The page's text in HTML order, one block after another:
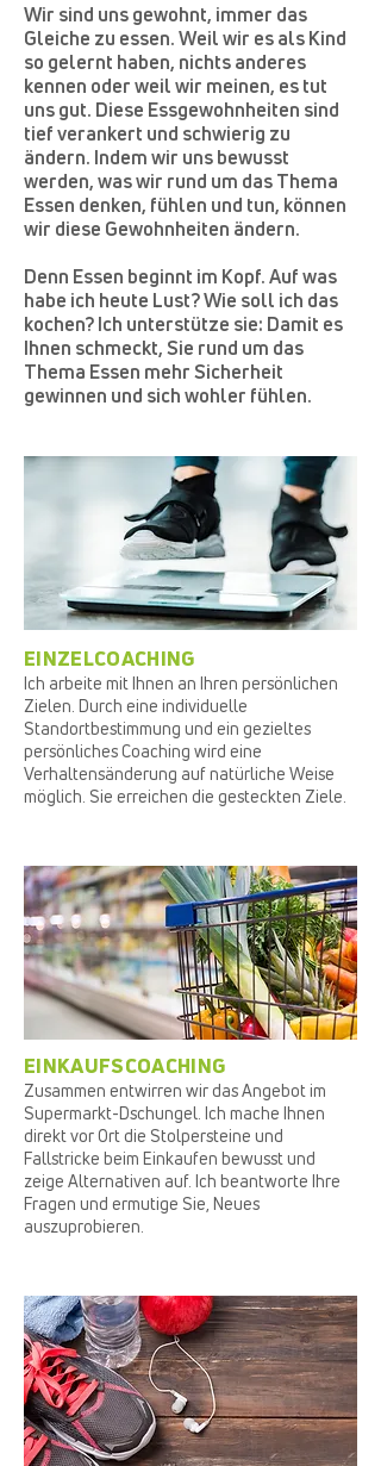
Wir sind uns gewohnt, immer das
Gleiche zu essen. Weil wir es als Kind
so gelernt haben, nichts anderes
kennen oder weil wir meinen, es tut
uns gut. Diese Essgewohnheiten sind
tief verankert und schwierig zu
ändern. Indem wir uns bewusst
werden, was wir rund um das Thema
Essen denken, fühlen und tun, können
wir diese Gewohnheiten ändern.
Denn Essen beginnt im Kopf. Auf was
habe ich heute Lust? Wie soll ich das
kochen? Ich unterstütze sie: Damit es
Ihnen schmeckt, Sie rund um das
Thema Essen mehr Sicherheit
gewinnen und sich wohler fühlen.
EINZELCOACHING
Ich arbeite mit Ihnen an Ihren persönlichen
Zielen. Durch eine individuelle
Standortbestimmung und ein gezieltes
persönliches Coaching wird eine
Verhaltensänderung auf natürliche Weise
möglich. Sie erreichen die gesteckten Ziele.
EINKAUFSCOACHING
Zusammen entwirren wir das Angebot im
Supermarkt-Dschungel. Ich mache Ihnen
direkt vor Ort die Stolpersteine und
Fallstricke beim Einkaufen bewusst und
zeige Alternativen auf. Ich beantworte Ihre
Fragen und ermutige Sie, Neues
auszuprobieren.